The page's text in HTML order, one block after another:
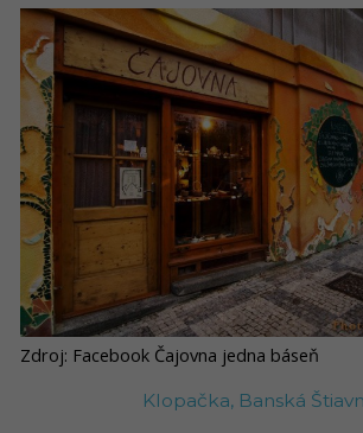
Zdroj: Facebook Čajovna jedna báseň
Klopačka, Banská